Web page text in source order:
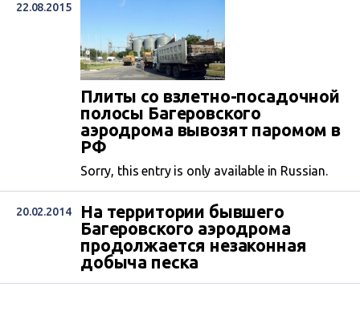
22.08.2015
Плиты со взлетно-посадочной
полосы Багеровского
аэродрома вывозят паромом в
РФ
Sorry, this entry is only available in Russian.
20.02.2014
На территории бывшего
Багеровского аэродрома
продолжается незаконная
добыча песка